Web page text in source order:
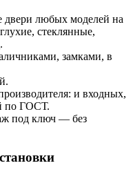
двери любых моделей на
стеклянные,
замками, в
и входных,
по ГОСТ.
под ключ — без